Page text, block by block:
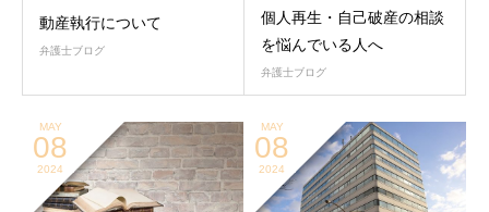
動産執行について
弁護士ブログ
個人再生・自己破産の相談
を悩んでいる人へ
弁護士ブログ
MAY
08
2024
MAY
08
2024